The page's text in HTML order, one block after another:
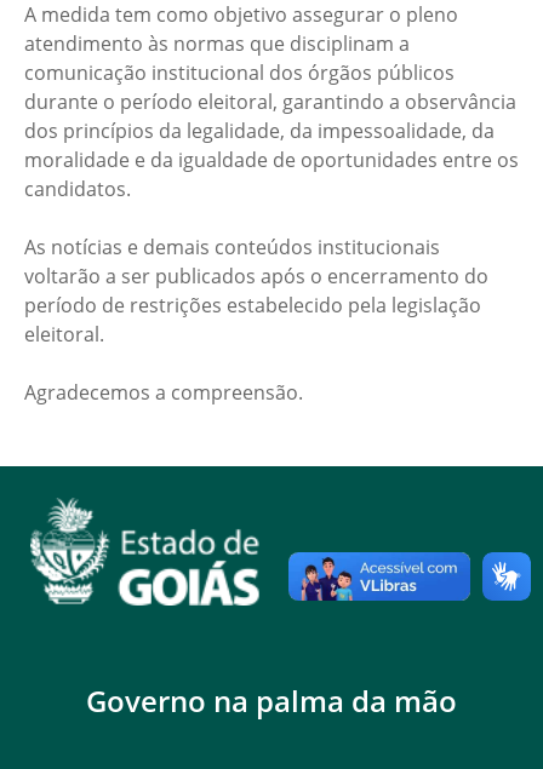
A medida tem como objetivo assegurar o pleno
atendimento às normas que disciplinam a
comunicação institucional dos órgãos públicos
durante o período eleitoral, garantindo a observância
dos princípios da legalidade, da impessoalidade, da
moralidade e da igualdade de oportunidades entre os
candidatos.
As notícias e demais conteúdos institucionais
voltarão a ser publicados após o encerramento do
período de restrições estabelecido pela legislação
eleitoral.
Agradecemos a compreensão.
Governo na palma da mão